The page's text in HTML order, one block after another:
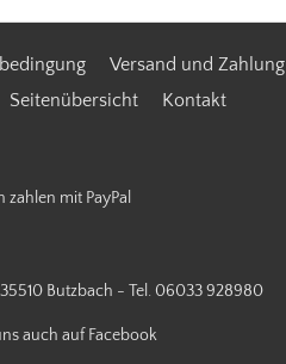
Versand und Zahlung
Seitenübersicht Kontakt
zahlen mit PayPal
Butzbach - Tel. 06033 928980
auch auf Facebook